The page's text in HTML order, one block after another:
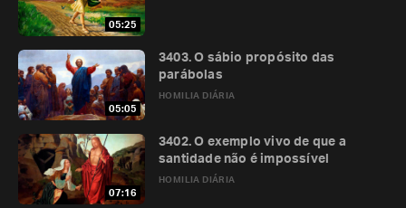
05:25
05:05
HOMILIA DIÁRIA
3403. O sábio propósito das
parábolas
07:16
HOMILIA DIÁRIA
3402. O exemplo vivo de que a
santidade não é impossível